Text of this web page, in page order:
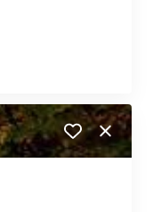
Close